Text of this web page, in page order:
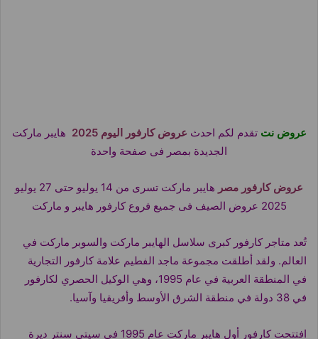
عروض نت تقدم لكم احدث عروض كارفور اليوم 2025
هايبر ماركت
الجديدة بمصر فى صفحة واحدة
عروض كارفور مصر
هايبر ماركت تسرى من 14 يوليو حتى 27 يوليو
2025 عروض الصيف فى جميع فروع كارفور هايبر و ماركت
تُعد متاجر كارفور كبرى سلاسل الهايبر ماركت والسوبر ماركت في
العالم. ولقد أطلقت مجموعة ماجد الفطيم علامة كارفور التجارية
في المنطقة العربية في عام 1995، وهي الوكيل الحصري لكارفور
في 38 دولة في منطقة الشرق الأوسط وأفريقيا وآسيا.
افتتحت كارفور أول هايبر ماركت عام 1995 في سيتي سنتر ديرة